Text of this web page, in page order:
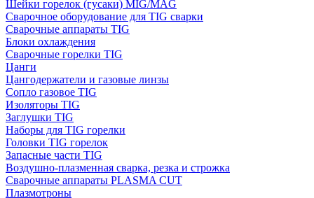
Шейки горелок (гусаки) MIG/MAG
Сварочное оборудование для TIG сварки
Сварочные аппараты TIG
Блоки охлаждения
Сварочные горелки TIG
Цанги
Цангодержатели и газовые линзы
Сопло газовое TIG
Изоляторы TIG
Заглушки TIG
Наборы для TIG горелки
Головки TIG горелок
Запасные части TIG
Воздушно-плазменная сварка, резка и строжка
Сварочные аппараты PLASMA CUT
Плазмотроны